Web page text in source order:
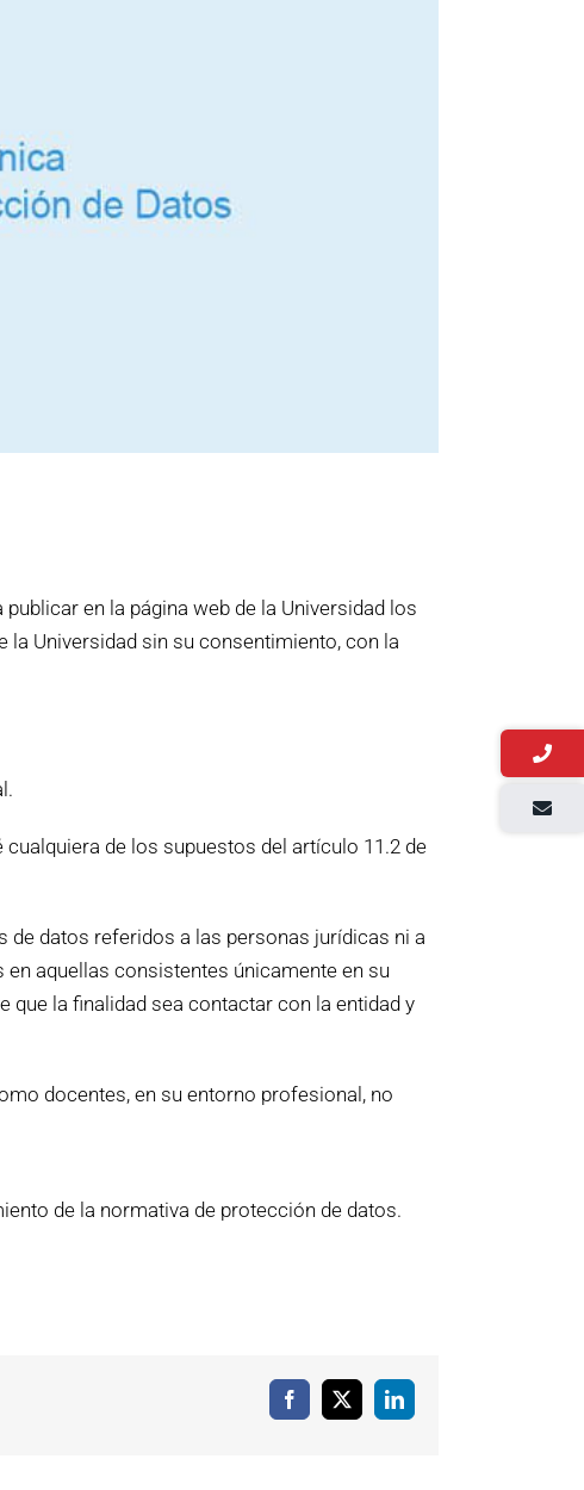
en la página web de la Universidad los
Universidad sin su consentimiento, con la
cualquiera de los supuestos del artículo 11.2 de
de datos referidos a las personas jurídicas ni a
aquellas consistentes únicamente en su
la finalidad sea contactar con la entidad y
docentes, en su entorno profesional, no
de la normativa de protección de datos.
Facebook
X LinkedIn